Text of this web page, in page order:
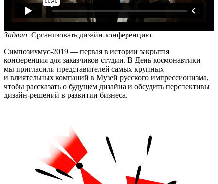
Задача. Организовать дизайн-конференцию.
Симпозиумус-2019 — первая в истории закрытая
конференция для заказчиков студии. В День космонавтики
мы пригласили представителей самых крупных
и влиятельных компаний в Музей русского импрессионизма,
чтобы рассказать о будущем дизайна и обсудить перспективы
дизайн-решений в развитии бизнеса.